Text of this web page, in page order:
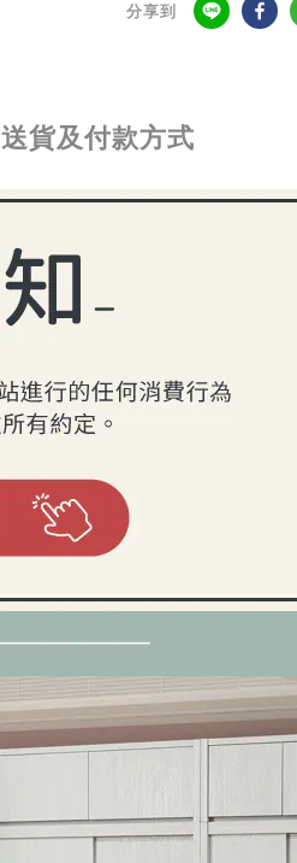
分享到
送貨及付款方式